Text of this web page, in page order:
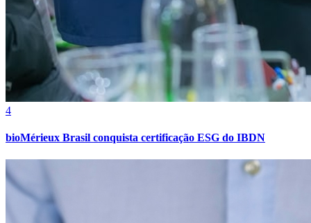
Fortaleza
4
bioMérieux Brasil conquista certificação ESG do IBDN